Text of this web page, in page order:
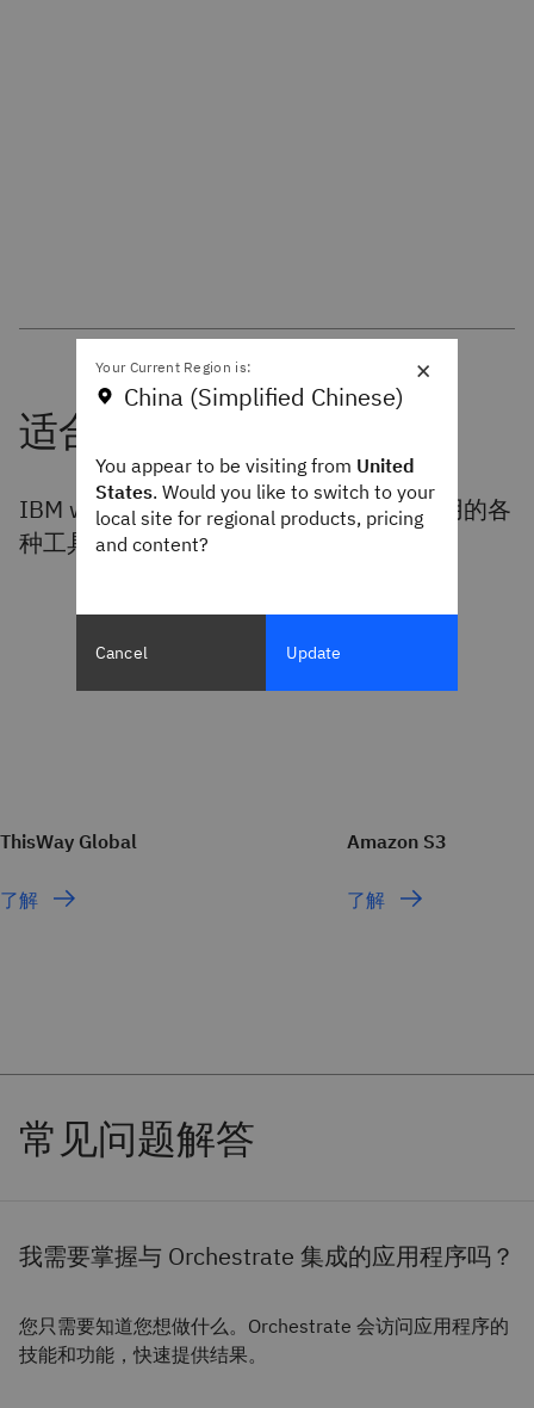
IBM watsonx Orchestrate 利用您日常使用的各
种工具，赋予 Watson 您所依赖的功能。
ThisWay Global
了解
Amazon S3
了解
我需要掌握与 Orchestrate 集成的应用程序吗？
您只需要知道您想做什么。Orchestrate 会访问应用程序的
技能和功能，快速提供结果。
×
Your Current Region is:
China (Simplified Chinese)
You appear to be visiting from United
States. Would you like to switch to your
local site for regional products, pricing
and content?
Cancel Update